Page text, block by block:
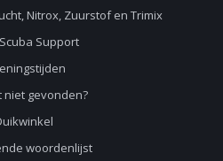
Nitrox, Zuurstof en Trimix
Support
niet gevonden?
woordenlijst